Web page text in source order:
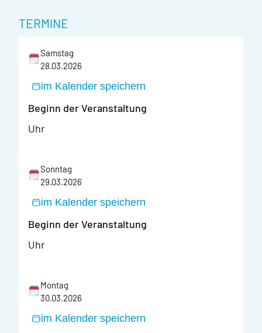
TERMINE
Samstag
28.03.2026
im Kalender speichern
Beginn der Veranstaltung
Uhr
Sonntag
29.03.2026
im Kalender speichern
Beginn der Veranstaltung
Uhr
Montag
30.03.2026
im Kalender speichern